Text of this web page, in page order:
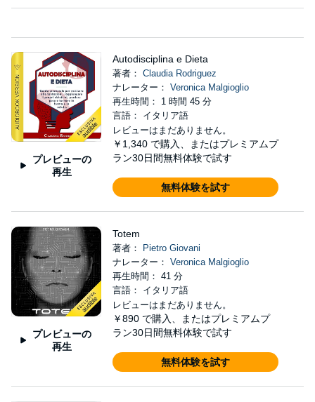
プレビューの
再生
Autodisciplina e Dieta
著者： Claudia Rodriguez
ナレーター： Veronica Malgioglio
再生時間： 1 時間 45 分
言語： イタリア語
レビューはまだありません。
￥1,340 で購入、またはプレミアムプ
ラン30日間無料体験で試す
無料体験を試す
プレビューの
再生
Totem
著者：
Pietro Giovani
ナレーター： Veronica Malgioglio
再生時間： 41 分
言語： イタリア語
レビューはまだありません。
￥890 で購入、またはプレミアムプ
ラン30日間無料体験で試す
無料体験を試す